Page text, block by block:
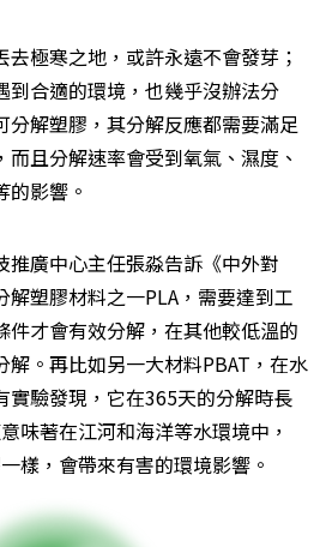
極寒之地，或許永遠不會發芽；
到合適的環境，也幾乎沒辦法分
分解塑膠，其分解反應都需要滿足
且分解速率會受到氧氣、濕度、
的影響。
推廣中心主任張淼告訴《中外對
解塑膠材料之一PLA，需要達到工
件才會有效分解，在其他較低溫的
解。再比如另一大材料PBAT，在水
實驗發現，它在365天的分解時長
味著在江河和海洋等水環境中，
樣，會帶來有害的環境影響。